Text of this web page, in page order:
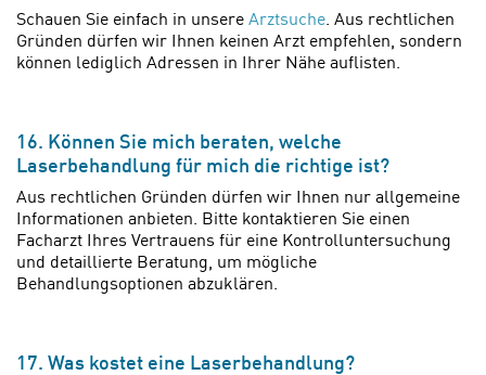
Schauen Sie einfach in unsere Arztsuche. Aus rechtlichen
Gründen dürfen wir Ihnen keinen Arzt empfehlen, sondern
können lediglich Adressen in Ihrer Nähe auflisten.
16. Können Sie mich beraten, welche
Laserbehandlung für mich die richtige ist?
Aus rechtlichen Gründen dürfen wir Ihnen nur allgemeine
Informationen anbieten. Bitte kontaktieren Sie einen
Facharzt Ihres Vertrauens für eine Kontrolluntersuchung
und detaillierte Beratung, um mögliche
Behandlungsoptionen abzuklären.
17. Was kostet eine Laserbehandlung?